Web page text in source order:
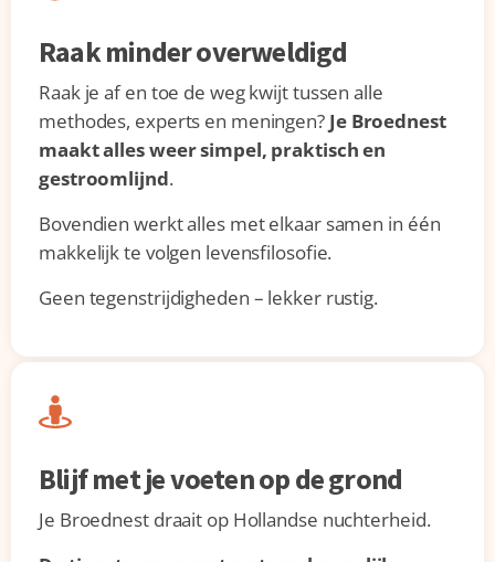
Raak minder overweldigd
Raak je af en toe de weg kwijt tussen alle
methodes, experts en meningen? Je Broednest
maakt alles weer simpel, praktisch en
gestroomlijnd.
Bovendien werkt alles met elkaar samen in één
makkelijk te volgen levensfilosofie.
Geen tegenstrijdigheden – lekker rustig.
Blijf met je voeten op de grond
Je Broednest draait op Hollandse nuchterheid.